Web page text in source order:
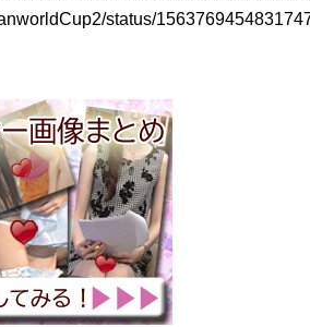
status/